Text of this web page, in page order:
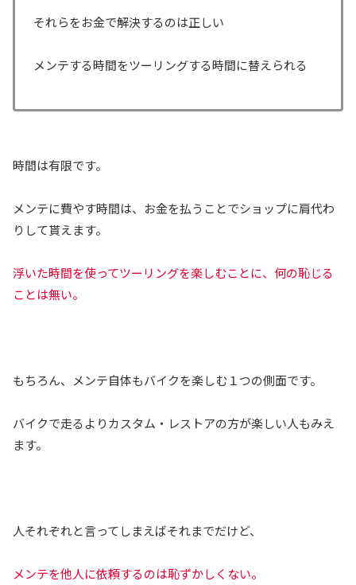
それらをお金で解決するのは正しい
メンテする時間をツーリングする時間に替えられる
時間は有限です。
メンテに費やす時間は、お金を払うことでショップに肩代わ
りして貰えます。
浮いた時間を使ってツーリングを楽しむことに、何の恥じる
ことは無い。
もちろん、メンテ自体もバイクを楽しむ１つの側面です。
バイクで走るよりカスタム・レストアの方が楽しい人もみえ
ます。
人それぞれと言ってしまえばそれまでだけど、
メンテを他人に依頼するのは恥ずかしくない。